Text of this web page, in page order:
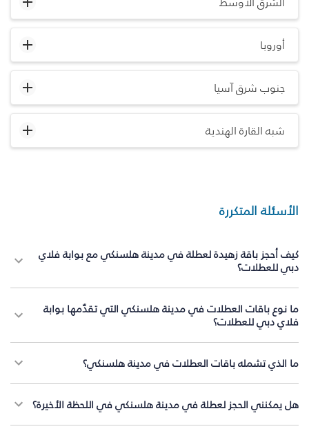
أوروبا
جنوب شرق آسيا
شبه القارة الهندية
الأسئلة المتكررة
كيف أحجز باقة زهيدة لعطلة في مدينة هلسنكي مع بوابة فلاي
دبي للعطلات؟
ما نوع باقات العطلات في مدينة هلسنكي التي تقدّمها بوابة
فلاي دبي للعطلات؟
ما الذي تشمله باقات العطلات في مدينة هلسنكي؟
هل يمكنني الحجز لعطلة في مدينة هلسنكي في اللحظة الأخيرة؟